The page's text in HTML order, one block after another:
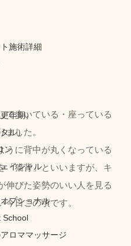
施術詳細
年期）
ル）
ン
イシャル
プショナル
School
ロママッサージ
て歩いている・座っている
ました。
うに背中が丸くなっている
「猫背」といいますが、キ
伸びた姿勢のいい人を見る
今日この頃です。